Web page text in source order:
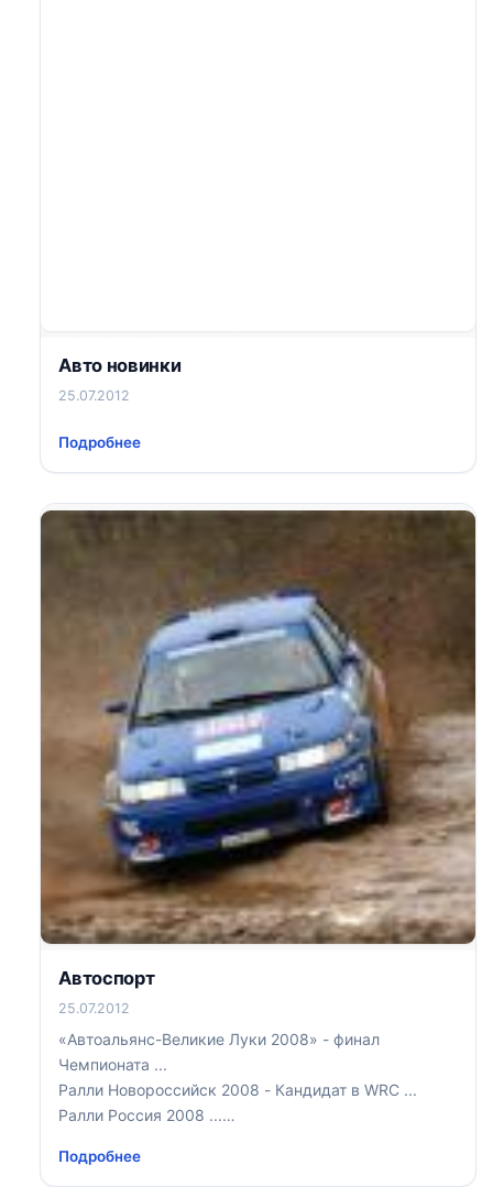
Авто новинки
25.07.2012
Подробнее
Автоспорт
25.07.2012
«Автоальянс-Великие Луки 2008» - финал
Чемпионата ...
Ралли Новороссийск 2008 - Кандидат в WRC ...
Ралли Россия 2008 ...
Ралли Оять 2008 ...
Подробнее